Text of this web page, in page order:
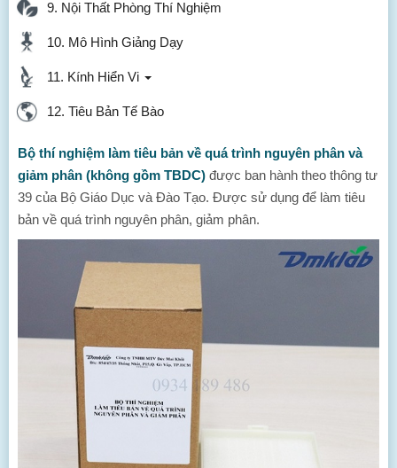
9. Nội Thất Phòng Thí Nghiệm
10. Mô Hình Giảng Dạy
11. Kính Hiển Vi
12. Tiêu Bản Tế Bào
Bộ thí nghiệm làm tiêu bản về quá trình nguyên phân và
giảm phân (không gồm TBDC) được ban hành theo thông tư
39 của Bộ Giáo Dục và Đào Tạo. Được sử dụng để làm tiêu
bản về quá trình nguyên phân, giảm phân.